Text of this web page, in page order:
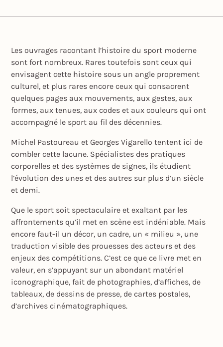
Les ouvrages racontant l’histoire du sport moderne
sont fort nombreux. Rares toutefois sont ceux qui
envisagent cette histoire sous un angle proprement
culturel, et plus rares encore ceux qui consacrent
quelques pages aux mouvements, aux gestes, aux
formes, aux tenues, aux codes et aux couleurs qui ont
accompagné le sport au fil des décennies.
Michel Pastoureau et Georges Vigarello tentent ici de
combler cette lacune. Spécialistes des pratiques
corporelles et des systèmes de signes, ils étudient
l’évolution des unes et des autres sur plus d’un siècle
et demi.
Que le sport soit spectaculaire et exaltant par les
affrontements qu’il met en scène est indéniable. Mais
encore faut-il un décor, un cadre, un « milieu », une
traduction visible des prouesses des acteurs et des
enjeux des compétitions. C’est ce que ce livre met en
valeur, en s’appuyant sur un abondant matériel
iconographique, fait de photographies, d’affiches, de
tableaux, de dessins de presse, de cartes postales,
d’archives cinématographiques.